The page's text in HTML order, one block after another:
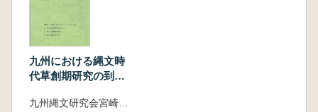
九州における縄文時
代草創期研究の到達
の様相 発表要旨・九州縄文研究会宮崎大会事務局 編